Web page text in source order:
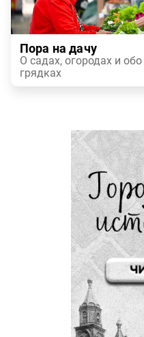
Пора на дачу
О садах, огородах и
грядках